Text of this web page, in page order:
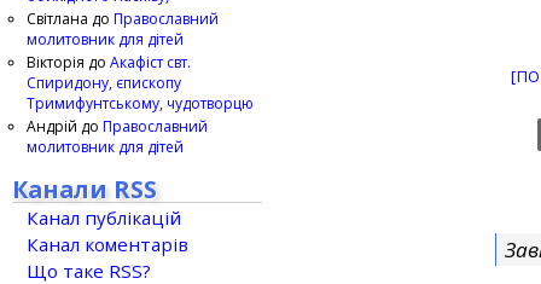
Світлана до Православний
молитовник для дітей
Вікторія до Акафіст свт.
Спиридону, єпископу
Тримифунтському, чудотворцю
Андрій до Православний
молитовник для дітей
Канали RSS
Канал публікацій
Канал коментарів
Що таке RSS?